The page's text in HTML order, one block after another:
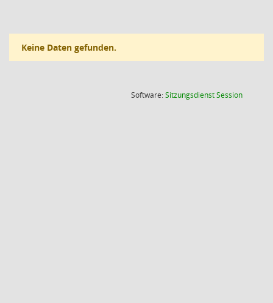
Keine Daten gefunden.
Software:SitzungsdienstSession(Wird in